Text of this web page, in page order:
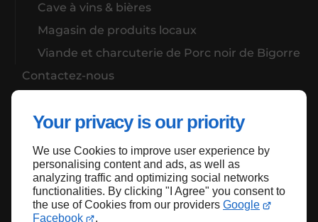
Your privacy is our priority
We use Cookies to improve user experience by
personalising content and ads, as well as
analyzing traffic and optimizing social networks
functionalities. By clicking "I Agree" you consent to
the use of Cookies from our providers Google
Facebook
.
Cave à vins & bières
Magasin de produits locaux
Viande et charcuterie de Porc noir de Bigorre
Contactez-nous
Haut de page